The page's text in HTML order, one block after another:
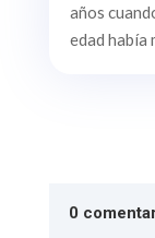
años
edad había
0